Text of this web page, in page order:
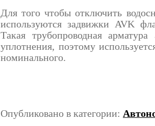
Для того чтобы отключить
используются задвижки AVK
Такая трубопроводная
уплотнения, поэтому
номинального.
Опубликовано в категории: